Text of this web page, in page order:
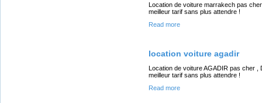
Location de voiture marrakech pas
meilleur tarif sans plus attendre !
Read more
location voiture agadir
Location de voiture AGADIR pas cher
meilleur tarif sans plus attendre !
Read more